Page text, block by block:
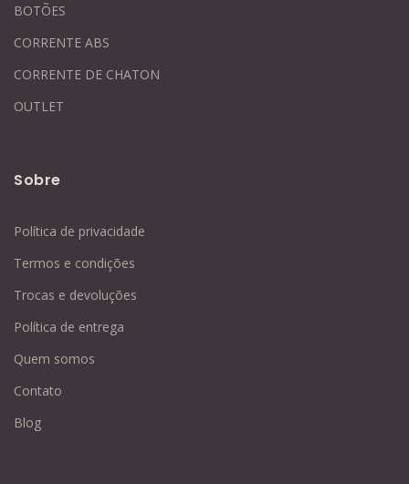
BOTÕES
CORRENTE ABS
CORRENTE DE CHATON
OUTLET
Sobre
Política de privacidade
Termos e condições
Trocas e devoluções
Política de entrega
Quem somos
Contato
Blog